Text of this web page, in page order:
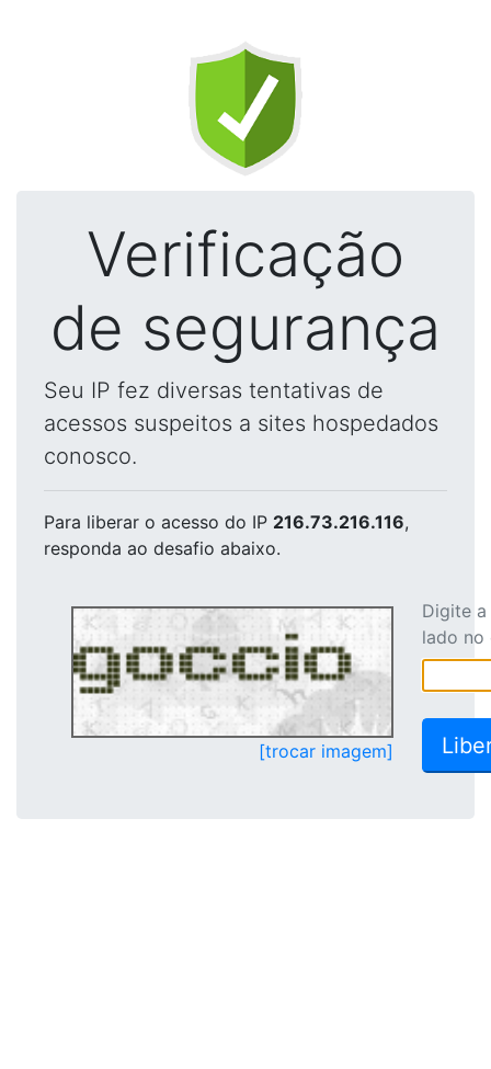
Verificação
de segurança
Seu IP fez diversas tentativas de
acessos suspeitos a sites hospedados
conosco.
Para liberar o acesso do IP 216.73.216.116,
responda ao desafio abaixo.
[trocar imagem]
Digite
lado no